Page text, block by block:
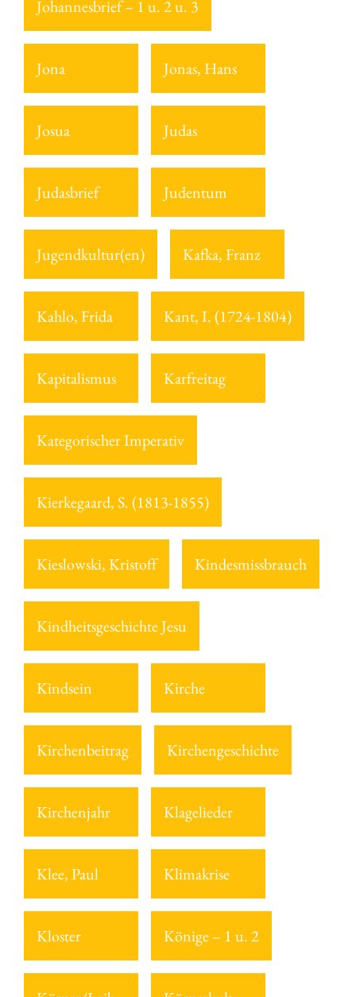
Johannesbrief – 1 u. 2 u. 3
Jona Jonas, Hans
Josua Judas
Judasbrief Judentum
Jugendkultur(en) Kafka, Franz
Kahlo, Frida Kant, I. (1724-1804)
Kapitalismus Karfreitag
Kategorischer Imperativ
Kierkegaard, S. (1813-1855)
Kieslowski, Kristoff Kindesmissbrauch
Kindheitsgeschichte Jesu
Kindsein Kirche
Kirchenbeitrag Kirchengeschichte
Kirchenjahr Klagelieder
Klee, Paul Klimakrise
Kloster Könige – 1 u. 2